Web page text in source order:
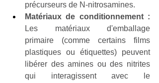
précurseurs de N-nitrosamines.
Matériaux de conditionnement :
Les matériaux d'emballage
primaire (comme certains films
plastiques ou étiquettes) peuvent
libérer des amines ou des nitrites
qui interagissent avec le